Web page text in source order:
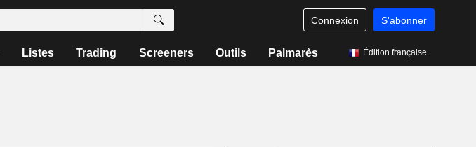
Connexion S'abonner
Listes Trading Screeners Outils Palmarès Édition française